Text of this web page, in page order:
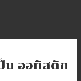
น ออทิสติก